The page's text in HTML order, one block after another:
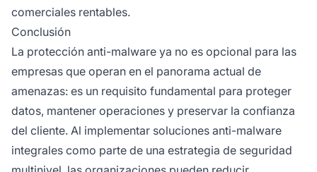
comerciales rentables.
Conclusión
La protección anti-malware ya no es opcional para las
empresas que operan en el panorama actual de
amenazas: es un requisito fundamental para proteger
datos, mantener operaciones y preservar la confianza
del cliente. Al implementar soluciones anti-malware
integrales como parte de una estrategia de seguridad